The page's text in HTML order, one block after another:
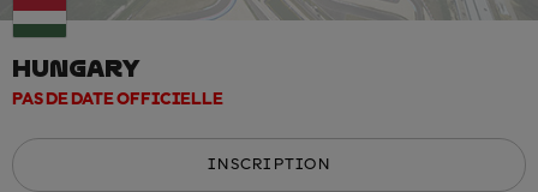
HUNGARY
PAS DE DATE OFFICIELLE
INSCRIPTION